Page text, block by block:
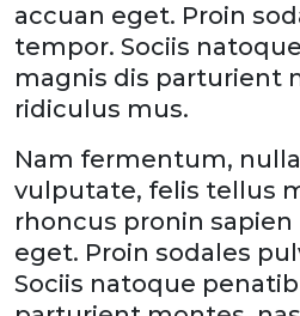
accuan eget. Proin
tempor. Sociis
magnis dis parturient
ridiculus mus.
Nam fermentum,
vulputate, felis tellus
rhoncus pronin
eget. Proin sodales
Sociis natoque